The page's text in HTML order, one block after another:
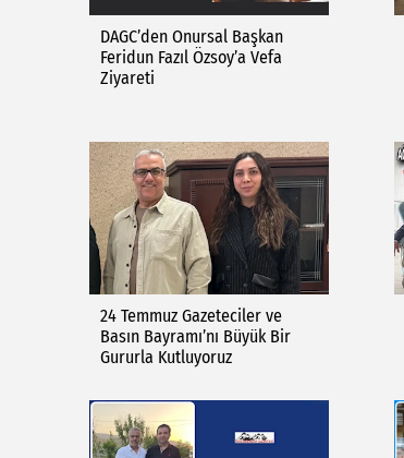
​DAGC’den Onursal Başkan
Feridun Fazıl Özsoy’a Vefa
Ziyareti
24 Temmuz Gazeteciler ve
Basın Bayramı’nı Büyük Bir
Gururla Kutluyoruz